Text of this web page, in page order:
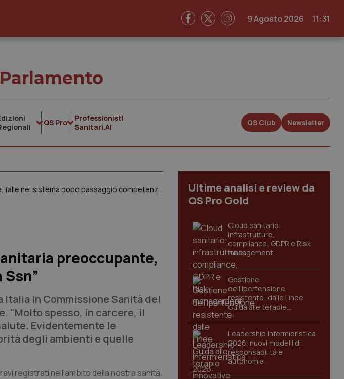
9 Agosto 2026 11:31
QS Pro
Professionisti
Sanitari.AI
QS Club Newsletter
Carceri. D’Ambrosio Lettieri (Fi): “Situazione sanitaria preoccupante, falle nel sistema dopo passaggio competenze a Ssn”
preoccupante,
Italia in Commissione Sanità del
"Molto spesso, in carcere, il
Evidentemente le
degli ambienti e quelle
registrati nell’ambito della nostra sanità.
Ultime analisi e review da
QS Pro Gold
Cloud sanitario:
infrastrutture,
compliance, GDPR e Risk
management
Gestione
dell'Ipertensione
resistente: dalle Linee
Guida alle terapie
innovative
Leadership Infermieristica
2026: nuovi modelli di
responsabilità e
autonomia